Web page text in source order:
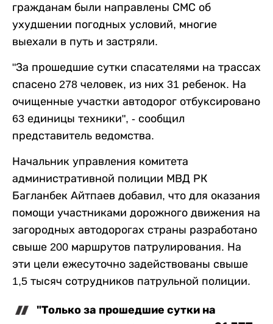
гражданам были направлены СМС об
ухудшении погодных условий, многие
выехали в путь и застряли.
"За прошедшие сутки спасателями на трассах
спасено 278 человек, из них 31 ребенок. На
очищенные участки автодорог отбуксировано
63 единицы техники", - сообщил
представитель ведомства.
Начальник управления комитета
административной полиции МВД РК
Багланбек Айтпаев добавил, что для оказания
помощи участниками дорожного движения на
загородных автодорогах страны разработано
свыше 200 маршрутов патрулирования. На
эти цели ежесуточно задействованы свыше
1,5 тысяч сотрудников патрульной полиции.
"Только за прошедшие сутки на